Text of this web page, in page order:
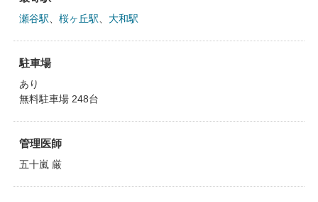
瀬谷駅 桜ヶ丘駅 大和駅
駐車場
あり
無料駐車場 248台
管理医師
五十嵐 厳